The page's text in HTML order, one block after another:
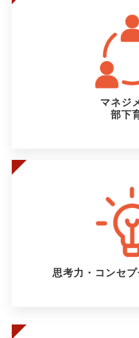
マネジ
部下
思考力・コンセ